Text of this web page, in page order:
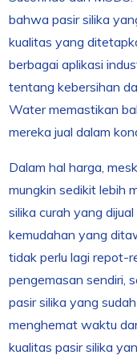
bahwa pasir silika
kualitas yang
berbagai aplikasi
tentang kebersihan
Water memastikan
mereka jual dalam
Dalam hal harga,
mungkin sedikit lebih
silika curah yang
kemudahan yang
tidak perlu lagi repot-
pengemasan sendiri,
pasir silika yang
menghemat waktu
kualitas pasir silika